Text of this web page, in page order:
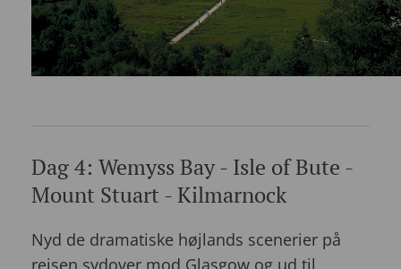
Dag 4: Wemyss Bay - Isle of Bute -
Mount Stuart - Kilmarnock
Nyd de dramatiske højlands scenerier på
rejsen sydover mod Glasgow og ud til